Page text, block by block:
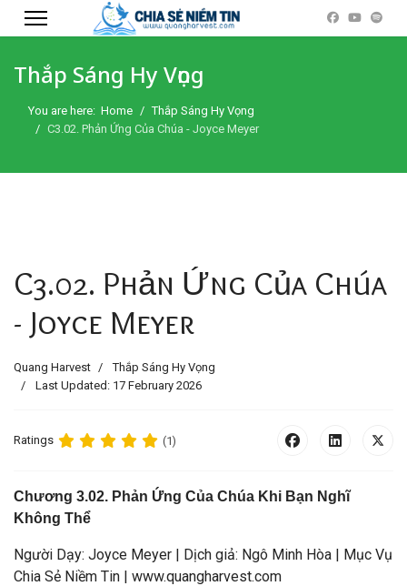
Thắp Sáng Hy Vọng
You are here: Home
Thắp Sáng Hy Vọng
C3.02. Phản Ứng Của Chúa - Joyce Meyer
C3.02. Phản Ứng Của Chúa
- Joyce Meyer
Quang Harvest
Thắp Sáng Hy Vọng
Last Updated: 17 February 2026
Ratings (1)
Chương 3.02. Phản Ứng Của Chúa Khi Bạn Nghĩ
Không Thể
Người Dạy: Joyce Meyer | Dịch giả: Ngô Minh Hòa | Mục Vụ
Chia Sẻ Niềm Tin | www.quangharvest.com